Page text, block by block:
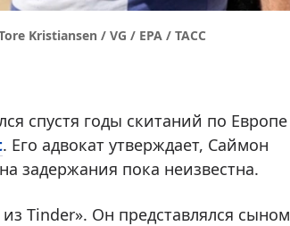
Kristiansen / VG / EPA / ТАСС
спустя годы скитаний по Европе
. Его адвокат утверждает, Саймон
задержания пока неизвестна.
Tinder». Он представлялся сыном